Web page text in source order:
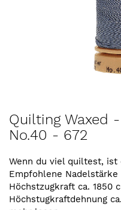
Anfang
der
springen
Quilting Waxed
No.40 - 672
Wenn du viel quiltest, ist
Empfohlene
Höchstzugkraft ca. 1850
Höchstugkraftdehnung